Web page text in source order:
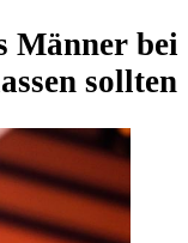
Männer bei
sollten